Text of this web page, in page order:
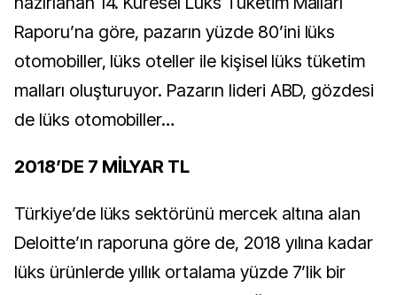
Raporu’na göre, pazarın yüzde 80’ini lüks
otomobiller, lüks oteller ile kişisel lüks tüketim
malları oluşturuyor. Pazarın lideri ABD, gözdesi
de lüks otomobiller…
2018’DE 7 MİLYAR TL
Türkiye’de lüks sektörünü mercek altına alan
Deloitte’ın raporuna göre de, 2018 yılına kadar
lüks ürünlerde yıllık ortalama yüzde 7’lik bir